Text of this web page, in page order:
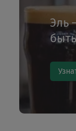
Эль